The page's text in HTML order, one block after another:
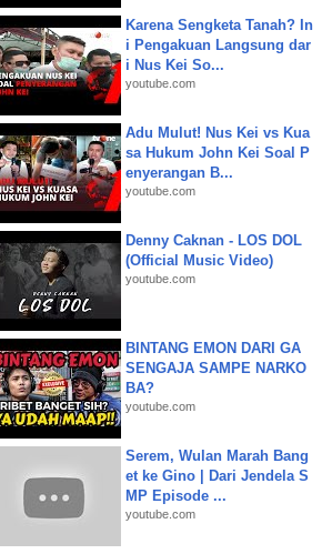
Karena Sengketa Tanah? In
i Pengakuan Langsung dar
i Nus Kei So...
youtube.com
Adu Mulut! Nus Kei vs Kua
sa Hukum John Kei Soal P
enyerangan B...
youtube.com
Denny Caknan - LOS DOL
(Official Music Video)
youtube.com
BINTANG EMON DARI GA
SENGAJA SAMPE NARKO
BA?
youtube.com
Serem, Wulan Marah Bang
et ke Gino | Dari Jendela S
MP Episode ...
youtube.com